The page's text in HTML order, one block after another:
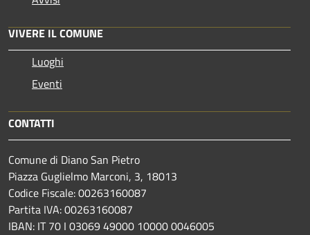
VIVERE IL COMUNE
Luoghi
Eventi
CONTATTI
Comune di Diano San Pietro
Piazza Guglielmo Marconi, 3, 18013
Codice Fiscale: 00263160087
Partita IVA: 00263160087
IBAN: IT 70 I 03069 49000 10000 0046005